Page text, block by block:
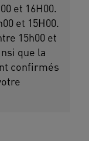
et 15H00.
15h00 et
confirmés